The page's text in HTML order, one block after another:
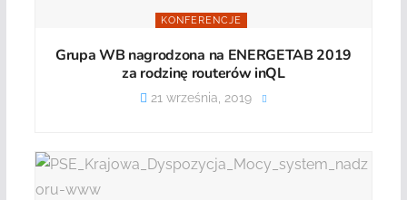
KONFERENCJE
Grupa WB nagrodzona na ENERGETAB 2019
za rodzinę routerów inQL
21 września, 2019